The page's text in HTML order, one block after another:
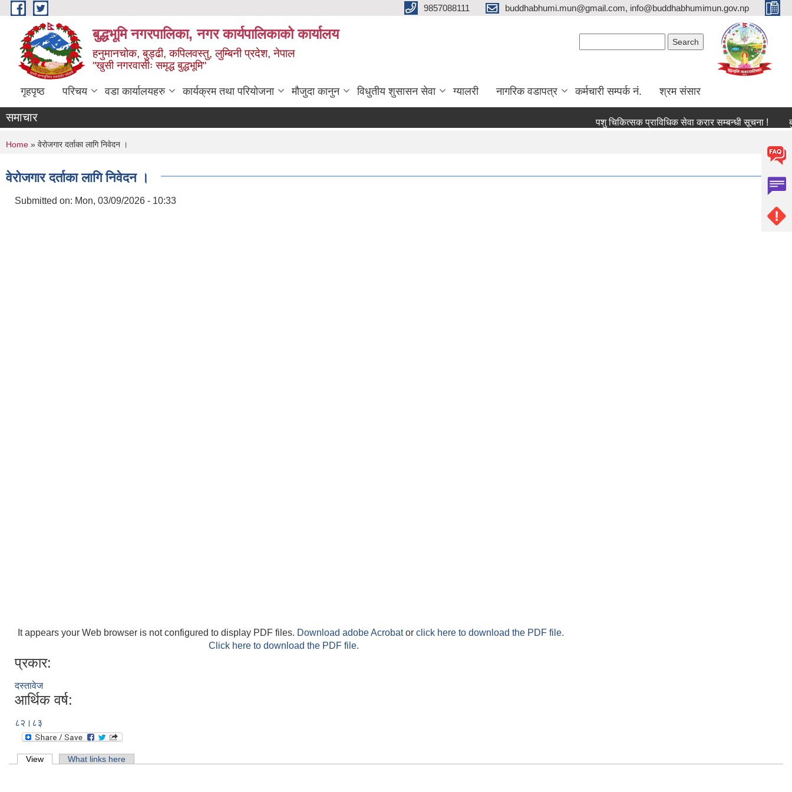
Skip to main content 9857088111 buddhabhumi.mun@gmail.com, info@buddhabhumimun.gov.np
बुद्धभूमि नगरपालिका, नगर कार्यपालिकाको कार्यालय
हनुमानचोक, बुड्ढी, कपिलवस्तु, लुम्बिनी प्रदेश, नेपाल
"खुसी नगरवासीः समृद्ध बुद्धभूमि"
गृहपृष्ठ परिचय वडा कार्यालयहरु कार्यक्रम तथा परियोजना मौजुदा कानुन विधुतीय शुसासन सेवा ग्यालरी नागरिक वडापत्र कर्मचारी सम्पर्क नं. श्रम संसार
समाचार पशु चिकित्सक प्राविधिक सेवा करार सम्बन्धी सूचना !
You are here
Home » वेरोजगार दर्ताका लागि निवेदन ।
वेरोजगार दर्ताका लागि निवेदन ।
Submitted on: Mon, 03/09/2026 - 10:33
It appears your Web browser is not configured to display PDF files. Download adobe Acrobator click here to download the PDF file.
Click here to download the PDF file.
प्रकार:
दस्तावेज
आर्थिक वर्ष:
८२।८३
Primary tabs
View (active tab)What links here